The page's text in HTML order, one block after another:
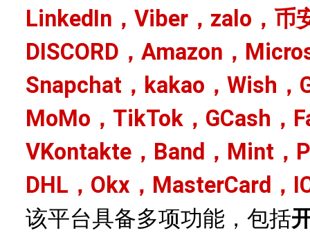
LinkedIn，Viber，zalo，币
DISCORD，Amazon，
Snapchat，kakao，Wish，
MoMo，TikTok，GCash，
VKontakte，Band，Mint，
DHL，Okx，MasterCard，
该平台具备多项功能，包括